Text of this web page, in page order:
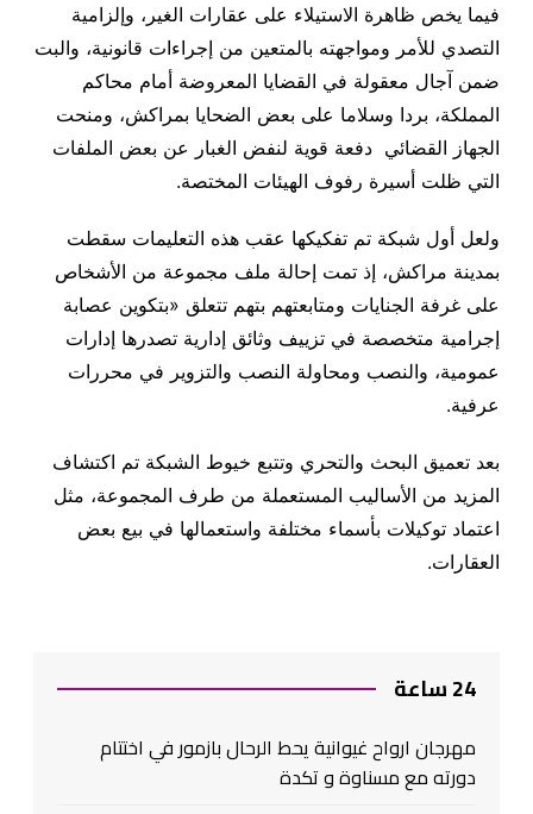
فيما يخص ظاهرة الاستيلاء على عقارات الغير، وإلزامية
التصدي للأمر ومواجهته بالمتعين من إجراءات قانونية، والبت
ضمن آجال معقولة في القضايا المعروضة أمام محاكم
المملكة، بردا وسلاما على بعض الضحايا بمراكش، ومنحت
الجهاز القضائي دفعة قوية لنفض الغبار عن بعض الملفات
التي ظلت أسيرة رفوف الهيئات المختصة.
ولعل أول شبكة تم تفكيكها عقب هذه التعليمات سقطت
بمدينة مراكش، إذ تمت إحالة ملف مجموعة من الأشخاص
على غرفة الجنايات ومتابعتهم بتهم تتعلق «بتكوين عصابة
إجرامية متخصصة في تزييف وثائق إدارية تصدرها إدارات
عمومية، والنصب ومحاولة النصب والتزوير في محررات
عرفية.
بعد تعميق البحث والتحري وتتبع خيوط الشبكة تم اكتشاف
المزيد من الأساليب المستعملة من طرف المجموعة، مثل
اعتماد توكيلات بأسماء مختلفة واستعمالها في بيع بعض
العقارات.
24 ساعة
مهرجان ارواح غيوانية يحط الرحال بازمور في اختتام
دورته مع مسناوة و تكدة